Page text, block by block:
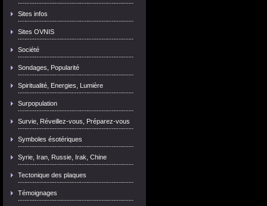
Sites infos
Sites OVNIS
Société
Sondages, Popularité
Spiritualité, Energies, Lumière
Surpopulation
Survie, Réveillez-vous, Préparez-vous
Symboles ésotériques
Syrie, Iran, Russie, Irak, Chine
Tectonique des plaques
Témoignages